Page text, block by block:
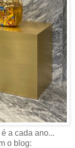
a cada ano...
o blog: